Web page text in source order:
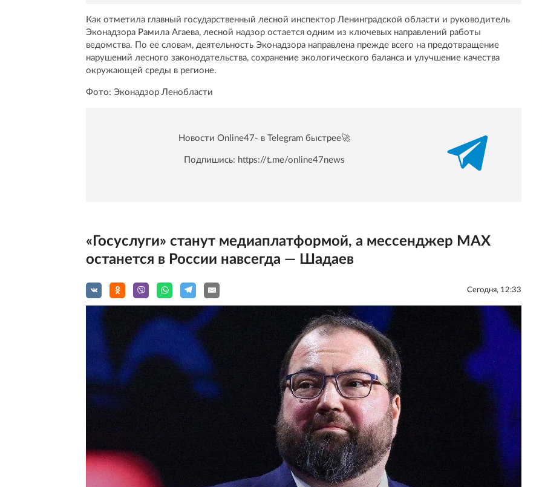
Как отметила главный государственный лесной инспектор Ленинградской области и руководитель
Эконадзора Рамила Агаева, лесной надзор остается одним из ключевых направлений работы
ведомства. По ее словам, деятельность Эконадзора направлена прежде всего на предотвращение
нарушений лесного законодательства, сохранение экологического баланса и улучшение качества
окружающей среды в регионе.
Фото: Эконадзор Ленобласти
Новости Online47- в Telegram быстрее🚀
Подпишись: https://t.me/online47news
«Госуслуги» станут медиаплатформой, а мессенджер MAX
останется в России навсегда — Шадаев
Сегодня, 12:33